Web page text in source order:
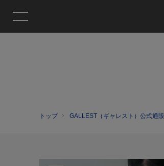
トップ GALLEST（ギャレスト）公式通販